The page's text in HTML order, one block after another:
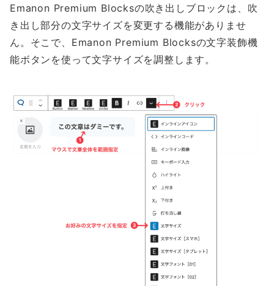
Emanon Premium Blocksの吹き出しブロックは、吹
き出し部分の文字サイズを変更する機能がありませ
ん。そこで、Emanon Premium Blocksの文字装飾機
能ボタンを使って文字サイズを調整します。